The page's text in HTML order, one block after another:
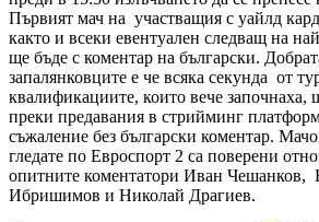
Първият мач на участващия с уайлд
както и всеки евентуален следващ на
ще бъде с коментар на български.
запалянковците е че всяка секунда от
квалификациите, които вече започнаха,
преки предавания в стрийминг
съжаление без български коментар.
гледате по Евроспорт 2 са поверени
опитните коментатори Иван Чешанков,
Ибришимов и Николай Драгиев.